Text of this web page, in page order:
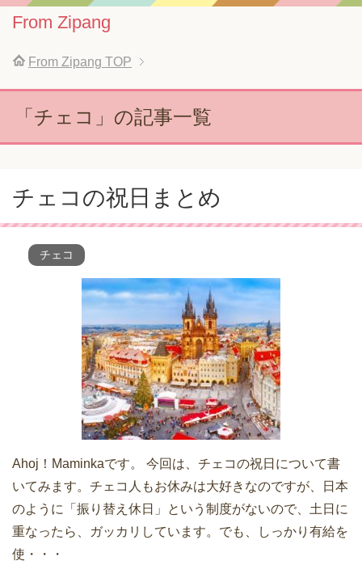
From Zipang
From Zipang TOP
「チェコ」の記事一覧
チェコの祝日まとめ
チェコ
Ahoj！Maminkaです。 今回は、チェコの祝日について書
いてみます。チェコ人もお休みは大好きなのですが、日本
のように「振り替え休日」という制度がないので、土日に
重なったら、ガッカリしています。でも、しっかり有給を
使・・・